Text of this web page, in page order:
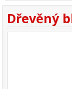
Dřevěný